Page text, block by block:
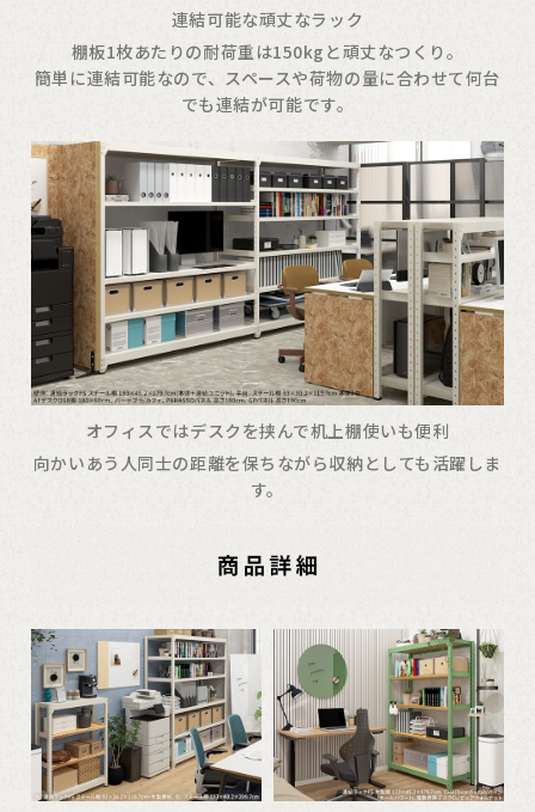
連結可能な頑丈なラック
棚板1枚あたりの耐荷重は150kgと頑丈なつくり。
簡単に連結可能なので、スペースや荷物の量に合わせて何台
でも連結が可能です。
オフィスではデスクを挟んで机上棚使いも便利
向かいあう人同士の距離を保ちながら収納としても活躍しま
す。